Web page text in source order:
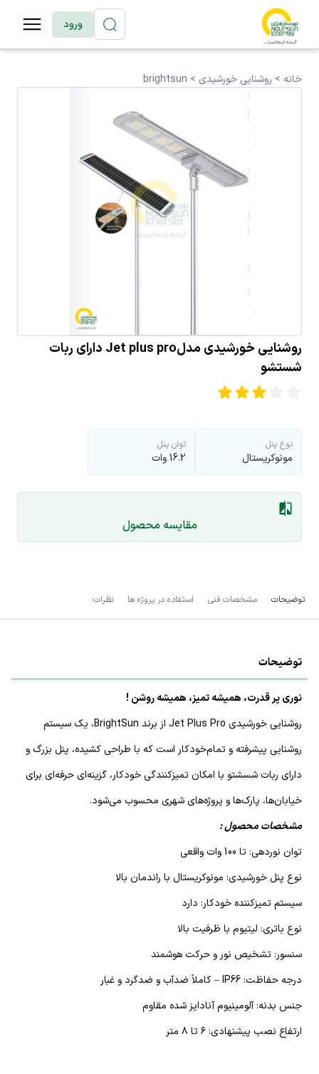
ورود
خانه > روشنایی خورشیدی >
brightsun
روشنایی خورشیدی مدلJet plus pro دارای ربات
شستشو
نوع پنل
مونوکریستال
توان پنل
16.2 وات
مقایسه محصول
توضیحات مشخصات فنی استفاده در پروژه ها نظرات
توضیحات
نوری پر قدرت، همیشه تمیز، همیشه روشن !
روشنایی خورشیدی Jet Plus Pro از برند BrightSun، یک سیستم
روشنایی پیشرفته و تمام‌خودکار است که با طراحی کشیده، پنل بزرگ و
دارای ربات شسشتو با امکان تمیزکنندگی خودکار، گزینه‌ای حرفه‌ای برای
خیابان‌ها، پارک‌ها و پروژه‌های شهری محسوب می‌شود.
مشخصات محصول :
توان نوردهی: تا 100 وات واقعی
نوع پنل خورشیدی: مونوکریستال با راندمان بالا
سیستم تمیزکننده خودکار: دارد
نوع باتری: لیتیوم با ظرفیت بالا
سنسور: تشخیص نور و حرکت هوشمند
درجه حفاظت: IP66 – کاملاً ضدآب و ضدگرد و غبار
جنس بدنه: آلومینیوم آنادایز شده مقاوم
ارتفاع نصب پیشنهادی: ۶ تا ۸ متر